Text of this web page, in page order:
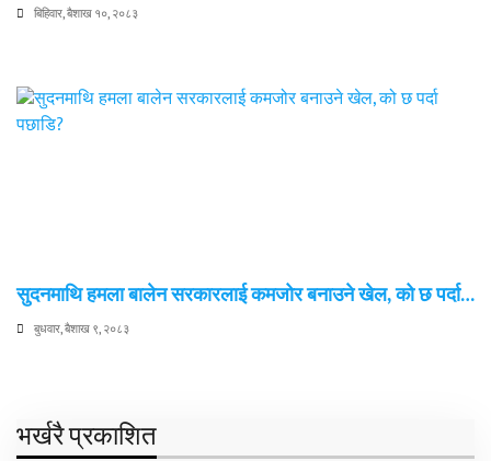
बिहिवार, बैशाख १०, २०८३
सुदनमाथि हमला बालेन सरकारलाई कमजोर बनाउने खेल, को छ पर्दा…
बुधवार, बैशाख ९, २०८३
भर्खरै प्रकाशित